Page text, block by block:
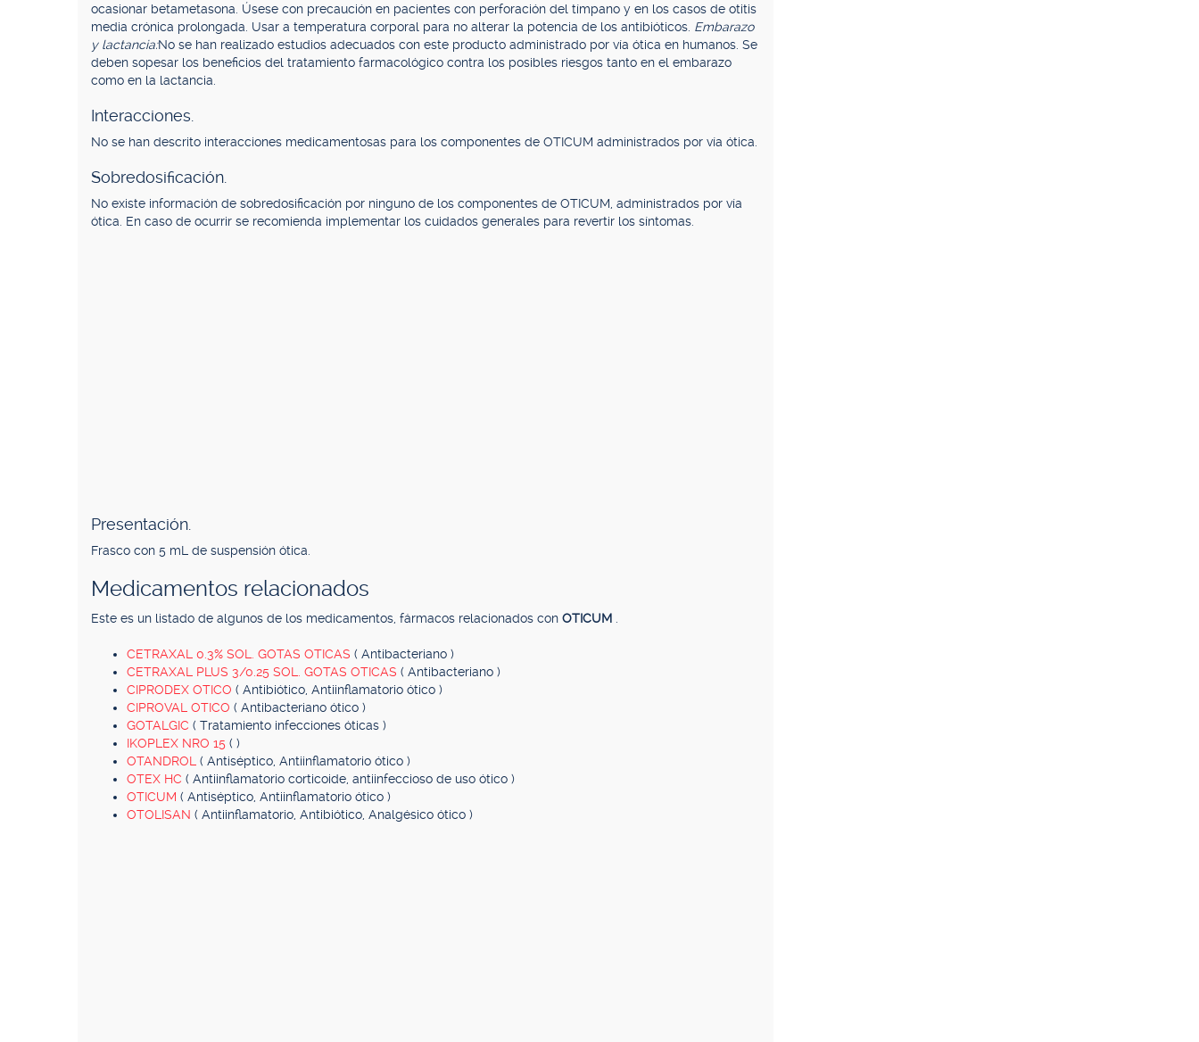
ocasionar betametasona. Úsese con precaución en pacientes con perforación del tímpano y en los casos de otitis
media crónica prolongada. Usar a temperatura corporal para no alterar la potencia de los antibióticos. Embarazo
y lactancia:No se han realizado estudios adecuados con este producto administrado por vía ótica en humanos. Se
deben sopesar los beneficios del tratamiento farmacológico contra los posibles riesgos tanto en el embarazo
como en la lactancia.
Interacciones.
No se han descrito interacciones medicamentosas para los componentes de OTICUM administrados por vía ótica.
Sobredosificación.
No existe información de sobredosificación por ninguno de los componentes de OTICUM, administrados por vía
ótica. En caso de ocurrir se recomienda implementar los cuidados generales para revertir los síntomas.
Presentación.
Frasco con 5 mL de suspensión ótica.
Medicamentos relacionados
Este es un listado de algunos de los medicamentos, fármacos relacionados con OTICUM
CETRAXAL 0.3% SOL. GOTAS OTICAS ( Antibacteriano )
CETRAXAL PLUS 3/0.25 SOL. GOTAS OTICAS ( Antibacteriano )
CIPRODEX OTICO ( Antibiótico, Antiinflamatorio ótico )
CIPROVAL OTICO ( Antibacteriano ótico )
GOTALGIC ( Tratamiento infecciones óticas )
IKOPLEX NRO 15 ( )
OTANDROL ( Antiséptico, Antiinflamatorio ótico )
OTEX HC ( Antiinflamatorio corticoide, antiinfeccioso de uso ótico )
OTICUM ( Antiséptico, Antiinflamatorio ótico )
OTOLISAN ( Antiinflamatorio, Antibiótico, Analgésico ótico )